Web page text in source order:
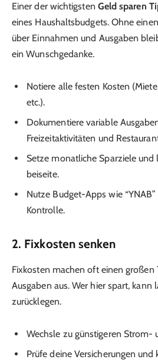
Einer der wichtigsten Geld sparen
eines Haushaltsbudgets. Ohne
über Einnahmen und Ausgaben
ein Wunschgedanke.
Notiere alle festen Kosten
etc.).
Dokumentiere variable
Freizeitaktivitäten und
Setze monatliche Sparziele und
beiseite.
Nutze Budget-Apps wie
Kontrolle.
2. Fixkosten senken
Fixkosten machen oft einen großen
Ausgaben aus. Wer hier spart, kann
zurücklegen.
Wechsle zu günstigeren Strom-
Prüfe deine Versicherungen und